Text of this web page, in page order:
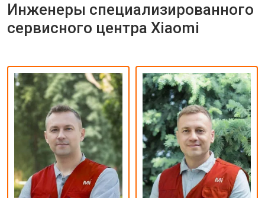
Инженеры специализированного
сервисного центра Xiaomi